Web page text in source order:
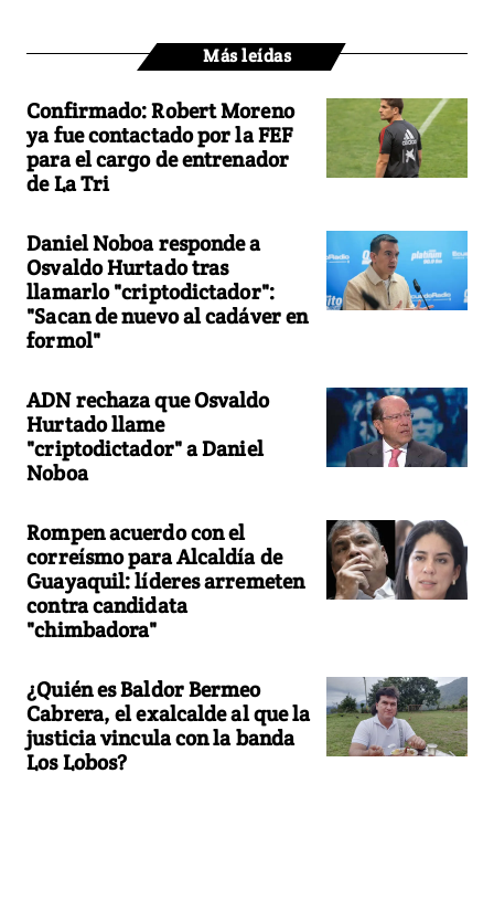
Más leídas
Confirmado: Robert Moreno
ya fue contactado por la FEF
para el cargo de entrenador
de La Tri
Daniel Noboa responde a
Osvaldo Hurtado tras
llamarlo "criptodictador":
"Sacan de nuevo al cadáver en
formol"
ADN rechaza que Osvaldo
Hurtado llame
"criptodictador" a Daniel
Noboa
Rompen acuerdo con el
correísmo para Alcaldía de
Guayaquil: líderes arremeten
contra candidata
"chimbadora"
¿Quién es Baldor Bermeo
Cabrera, el exalcalde al que la
justicia vincula con la banda
Los Lobos?